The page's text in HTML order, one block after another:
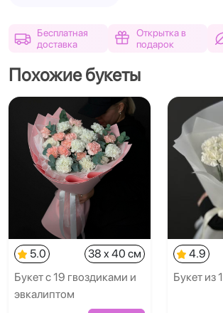
Бесплатная
доставка
Открытка в
подарок
Похожие букеты
5.0
38 x 40 см
Букет с 19 гвоздиками и
эвкалиптом
4.9
Букет из